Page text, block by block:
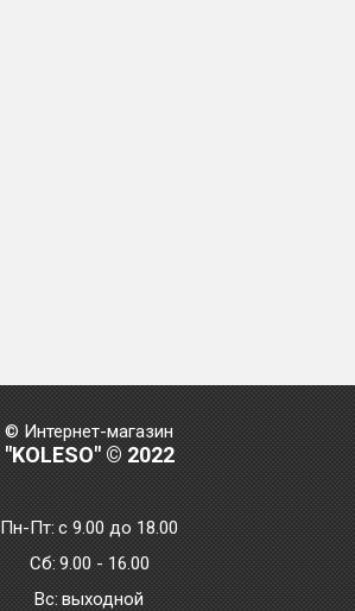
© Интернет-магазин
"KOLESO" © 2022
Пн-Пт:с 9.00 до 18.00
Сб: 9.00 - 16.00
Bc: выходной